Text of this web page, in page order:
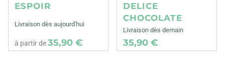
ESPOIR
Livraison dès aujourd'hui
à partir de35,90 €
DELICE
CHOCOLATE
Livraison dès demain
35,90 €